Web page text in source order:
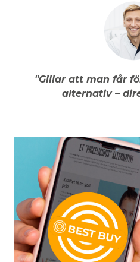
"Gillar att man får
alternativ –